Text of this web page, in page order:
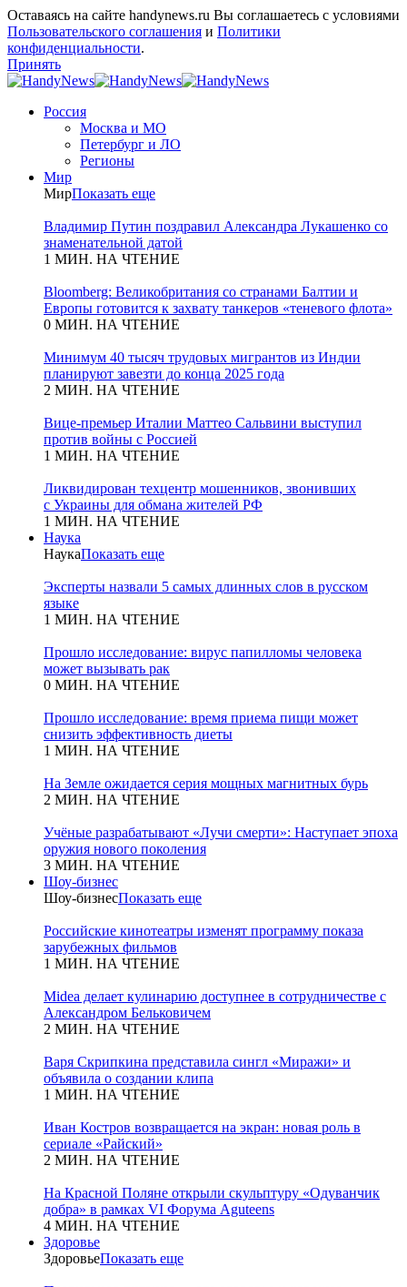
Оставаясь на сайте handynews.ru Вы соглашаетесь с условиями
Пользовательского соглашения и Политики
конфиденциальности.
Принять
Россия
Москва и МО
Петербург и ЛО
Регионы
Мир
МирПоказать еще
Владимир Путин поздравил Александра Лукашенко со
знаменательной датой
1 МИН. НА ЧТЕНИЕ
Bloomberg: Великобритания со странами Балтии и
Европы готовится к захвату танкеров «теневого флота»
0 МИН. НА ЧТЕНИЕ
Минимум 40 тысяч трудовых мигрантов из Индии
планируют завезти до конца 2025 года
2 МИН. НА ЧТЕНИЕ
Вице-премьер Италии Маттео Сальвини выступил
против войны с Россией
1 МИН. НА ЧТЕНИЕ
Ликвидирован техцентр мошенников, звонивших
с Украины для обмана жителей РФ
1 МИН. НА ЧТЕНИЕ
Наука
НаукаПоказать еще
Эксперты назвали 5 самых длинных слов в русском
языке
1 МИН. НА ЧТЕНИЕ
Прошло исследование: вирус папилломы человека
может вызывать рак
0 МИН. НА ЧТЕНИЕ
Прошло исследование: время приема пищи может
снизить эффективность диеты
1 МИН. НА ЧТЕНИЕ
На Земле ожидается серия мощных магнитных бурь
2 МИН. НА ЧТЕНИЕ
Учёные разрабатывают «Лучи смерти»: Наступает эпоха
оружия нового поколения
3 МИН. НА ЧТЕНИЕ
Шоу-бизнес
Шоу-бизнесПоказать еще
Российские кинотеатры изменят программу показа
зарубежных фильмов
1 МИН. НА ЧТЕНИЕ
Midea делает кулинарию доступнее в сотрудничестве с
Александром Бельковичем
2 МИН. НА ЧТЕНИЕ
Варя Скрипкина представила сингл «Миражи» и
объявила о создании клипа
1 МИН. НА ЧТЕНИЕ
Иван Костров возвращается на экран: новая роль в
сериале «Райский»
2 МИН. НА ЧТЕНИЕ
На Красной Поляне открыли скульптуру «Одуванчик
добра» в рамках VI Форума Aguteens
4 МИН. НА ЧТЕНИЕ
Здоровье
ЗдоровьеПоказать еще